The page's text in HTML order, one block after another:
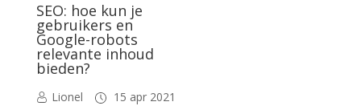
SEO: hoe kun je
gebruikers en
Google-robots
relevante inhoud
bieden?
Lionel
15 apr 2021